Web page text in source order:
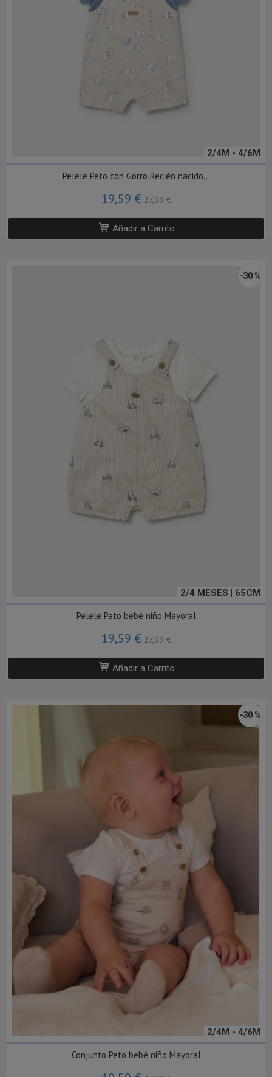
2/4M - 4/6M
Pelele Peto con Gorro Recién nacido...
19,59 €27,99 €
Añadir a Carrito
2/4 MESES | 65CM
-30 %
Pelele Peto bebé niño Mayoral
19,59 €27,99 €
Añadir a Carrito
2/4M - 4/6M
-30 %
Conjunto Peto bebé niño Mayoral